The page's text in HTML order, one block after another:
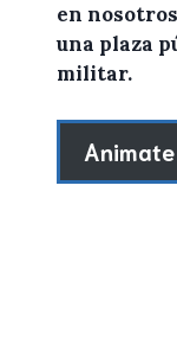
en nosotros
una plaza
militar.